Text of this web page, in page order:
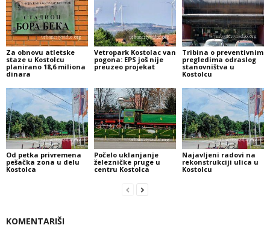
Za obnovu atletske
staze u Kostolcu
planirano 18,6 miliona
dinara
Vetropark Kostolac van
pogona: EPS još nije
preuzeo projekat
Tribina o preventivnim
pregledima odraslog
stanovništva u
Kostolcu
Od petka privremena
pešačka zona u delu
Kostolca
Počelo uklanjanje
železničke pruge u
centru Kostolca
Najavljeni radovi na
rekonstrukciji ulica u
Kostolcu
KOMENTARIŠI